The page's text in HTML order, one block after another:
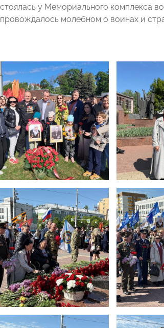
у Мемориального комплекса
молебном о воинах и